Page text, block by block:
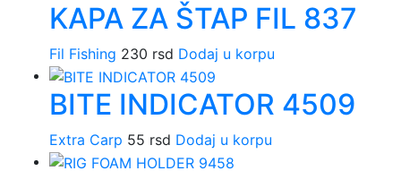
KAPA ZA ŠTAP FIL 837
Fil Fishing 230 rsd Dodaj u korpu
BITE INDICATOR 4509
Extra Carp 55 rsd Dodaj u korpu